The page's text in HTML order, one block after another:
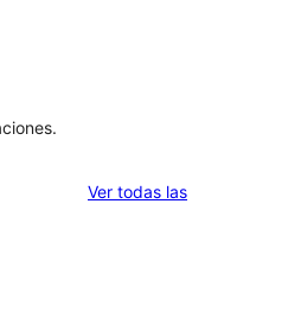
Ver todas lasvaloraciones